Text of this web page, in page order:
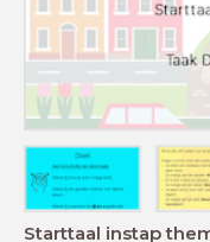
Starttaal instap